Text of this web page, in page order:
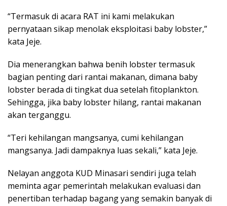
“Termasuk di acara RAT ini kami melakukan
pernyataan sikap menolak eksploitasi baby lobster,”
kata Jeje.
Dia menerangkan bahwa benih lobster termasuk
bagian penting dari rantai makanan, dimana baby
lobster berada di tingkat dua setelah fitoplankton.
Sehingga, jika baby lobster hilang, rantai makanan
akan terganggu.
“Teri kehilangan mangsanya, cumi kehilangan
mangsanya. Jadi dampaknya luas sekali,” kata Jeje.
Nelayan anggota KUD Minasari sendiri juga telah
meminta agar pemerintah melakukan evaluasi dan
penertiban terhadap bagang yang semakin banyak di